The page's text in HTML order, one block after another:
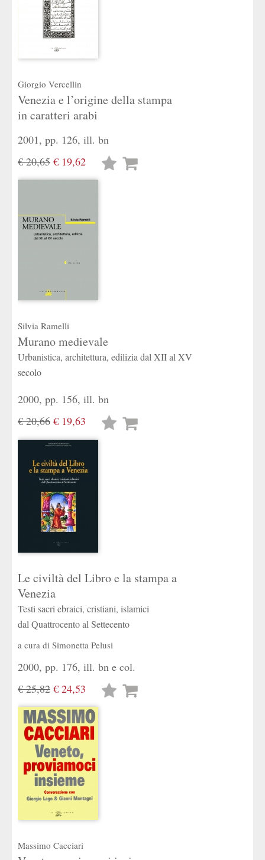
Giorgio Vercellin
Venezia e l’origine della stampa
in caratteri arabi
2001, pp. 126, ill. bn
€ 20,65 € 19,62
Lista
Silvia Ramelli
Murano medievale
Urbanistica, architettura, edilizia dal XII al XV
secolo
2000, pp. 156, ill. bn
€ 20,66 € 19,63
Lista
Le civiltà del Libro e la stampa a
Venezia
Testi sacri ebraici, cristiani, islamici
dal Quattrocento al Settecento
a cura di Simonetta Pelusi
2000, pp. 176, ill. bn e col.
€ 25,82 € 24,53
Lista
Massimo Cacciari